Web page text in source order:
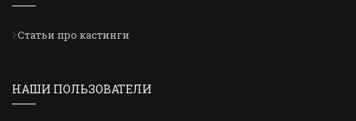
Статьи про кастинги
НАШИ ПОЛЬЗОВАТЕЛИ